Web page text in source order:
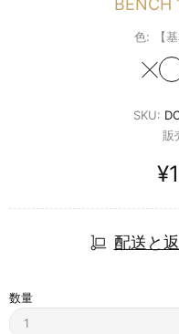
色: 【
SKU:
販
配送と
数量